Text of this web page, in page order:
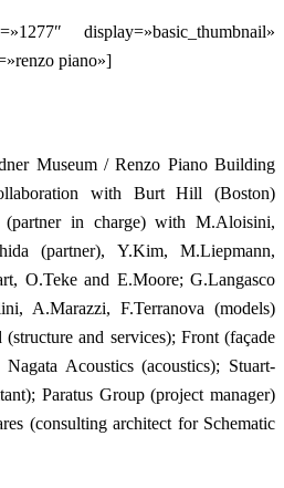
display=»basic_thumbnail»
piano»]
Museum / Renzo Piano Building
with Burt Hill (Boston)
in charge) with M.Aloisini,
(partner), Y.Kim, M.Liepmann,
O.Teke and E.Moore; G.Langasco
A.Marazzi, F.Terranova (models)
and services); Front (façade
Acoustics (acoustics); Stuart-
Paratus Group (project manager)
(consulting architect for Schematic